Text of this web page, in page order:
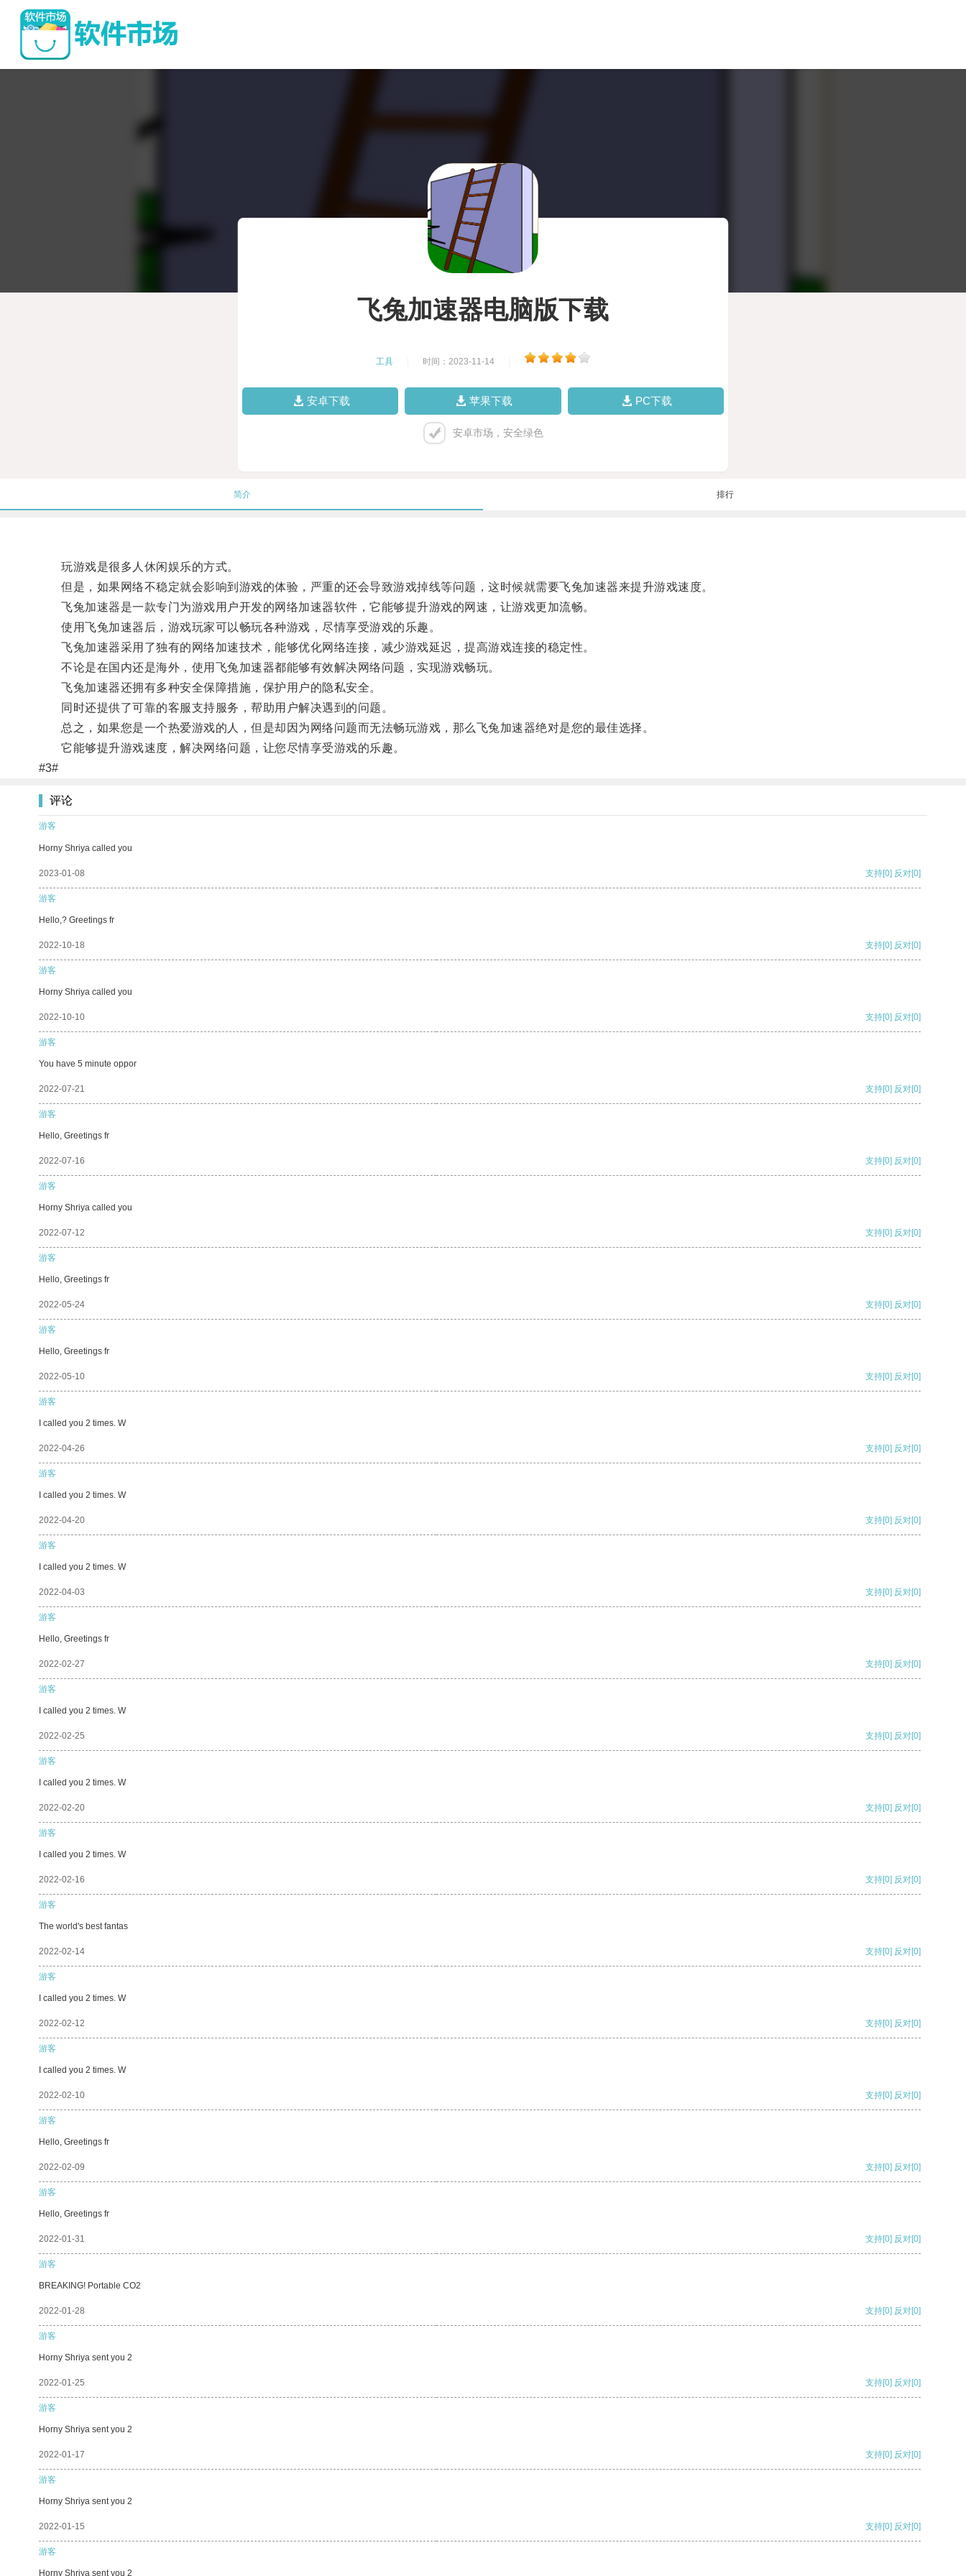
飞兔加速器电脑版下载
工具 时间：2023-11-14
安卓下载 苹果下载 PC下载
安卓市场，安全绿色
简介 排行
玩游戏是很多人休闲娱乐的方式。
但是，如果网络不稳定就会影响到游戏的体验，严重的还会导致游戏掉线等问题，这时候就需要飞兔加速器来提升游戏速度。
飞兔加速器是一款专门为游戏用户开发的网络加速器软件，它能够提升游戏的网速，让游戏更加流畅。
使用飞兔加速器后，游戏玩家可以畅玩各种游戏，尽情享受游戏的乐趣。
飞兔加速器采用了独有的网络加速技术，能够优化网络连接，减少游戏延迟，提高游戏连接的稳定性。
不论是在国内还是海外，使用飞兔加速器都能够有效解决网络问题，实现游戏畅玩。
飞兔加速器还拥有多种安全保障措施，保护用户的隐私安全。
同时还提供了可靠的客服支持服务，帮助用户解决遇到的问题。
总之，如果您是一个热爱游戏的人，但是却因为网络问题而无法畅玩游戏，那么飞兔加速器绝对是您的最佳选择。
它能够提升游戏速度，解决网络问题，让您尽情享受游戏的乐趣。
#3#
评论
游客
Horny Shriya called you
2023-01-08 支持[0] 反对[0]
游客
Hello,? Greetings fr
2022-10-18 支持[0] 反对[0]
游客
Horny Shriya called you
2022-10-10 支持[0] 反对[0]
游客
You have 5 minute oppor
2022-07-21 支持[0] 反对[0]
游客
Hello, Greetings fr
2022-07-16 支持[0] 反对[0]
游客
Horny Shriya called you
2022-07-12 支持[0] 反对[0]
游客
Hello, Greetings fr
2022-05-24 支持[0] 反对[0]
游客
Hello, Greetings fr
2022-05-10 支持[0] 反对[0]
游客
I called you 2 times. W
2022-04-26 支持[0] 反对[0]
游客
I called you 2 times. W
2022-04-20 支持[0] 反对[0]
游客
I called you 2 times. W
2022-04-03 支持[0] 反对[0]
游客
Hello, Greetings fr
2022-02-27 支持[0] 反对[0]
游客
I called you 2 times. W
2022-02-25 支持[0] 反对[0]
游客
I called you 2 times. W
2022-02-20 支持[0] 反对[0]
游客
I called you 2 times. W
2022-02-16 支持[0] 反对[0]
游客
The world's best fantas
2022-02-14 支持[0] 反对[0]
游客
I called you 2 times. W
2022-02-12 支持[0] 反对[0]
游客
I called you 2 times. W
2022-02-10 支持[0] 反对[0]
游客
Hello, Greetings fr
2022-02-09 支持[0] 反对[0]
游客
Hello, Greetings fr
2022-01-31 支持[0] 反对[0]
游客
BREAKING! Portable CO2
2022-01-28 支持[0] 反对[0]
游客
Horny Shriya sent you 2
2022-01-25 支持[0] 反对[0]
游客
Horny Shriya sent you 2
2022-01-17 支持[0] 反对[0]
游客
Horny Shriya sent you 2
2022-01-15 支持[0] 反对[0]
游客
Horny Shriya sent you 2